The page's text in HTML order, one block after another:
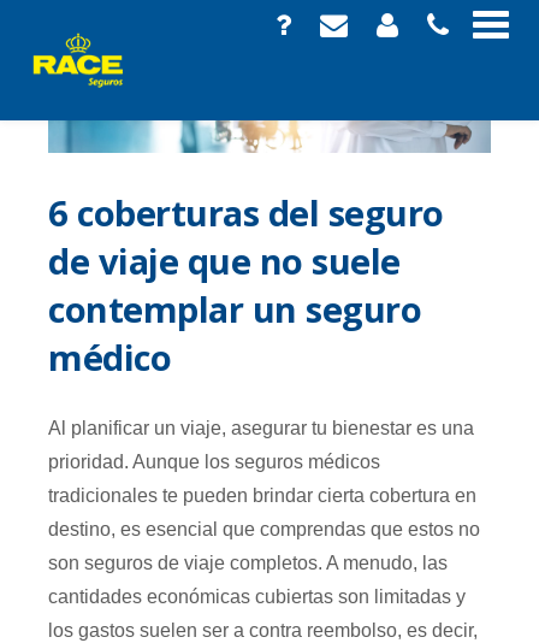
6 coberturas del seguro
de viaje que no suele
contemplar un seguro
médico
Al planificar un viaje, asegurar tu bienestar es una
prioridad. Aunque los seguros médicos
tradicionales te pueden brindar cierta cobertura en
destino, es esencial que comprendas que estos no
son seguros de viaje completos. A menudo, las
cantidades económicas cubiertas son limitadas y
los gastos suelen ser a contra reembolso, es decir,